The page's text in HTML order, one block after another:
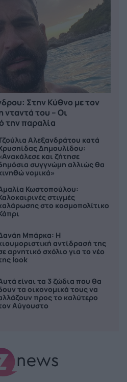
Στην Κύθνο με τον
νταντά του – Οι
την παραλία
Αλεξανδράτου κατά
Δημουλίδου:
και ζήτησε
συγγνώμη αλλιώς θα
νομικά»
Κωστοπούλου:
στιγμές
στο κοσμοπολίτικο
Μπάρκα: Η
αντίδρασή της
αρνητικό σχόλιο για το νέο
look
είναι τα 3 ζώδια που θα
τα οικονομικά τους να
προς το καλύτερο
Αύγουστο